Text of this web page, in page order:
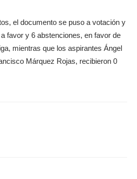
el documento se puso a votación y
favor y 6 abstenciones, en favor de
mientras que los aspirantes Ángel
Márquez Rojas, recibieron 0